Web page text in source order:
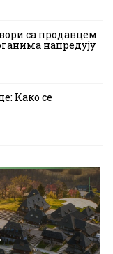
са продавцем
напредују
Како се